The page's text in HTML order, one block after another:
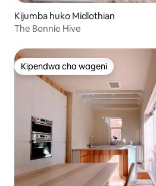
Kijumba huko Midlothian
The Bonnie Hive
Kipendwa cha wageni
Kipendwa cha wageni